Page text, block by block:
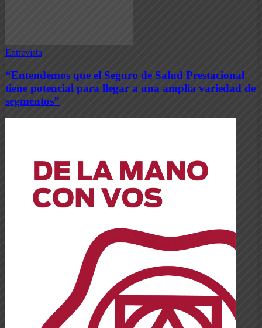
Entrevista
“Entendemos que el Seguro de Salud Prestacional
tiene potencial para llegar a una amplia variedad de
segmentos”